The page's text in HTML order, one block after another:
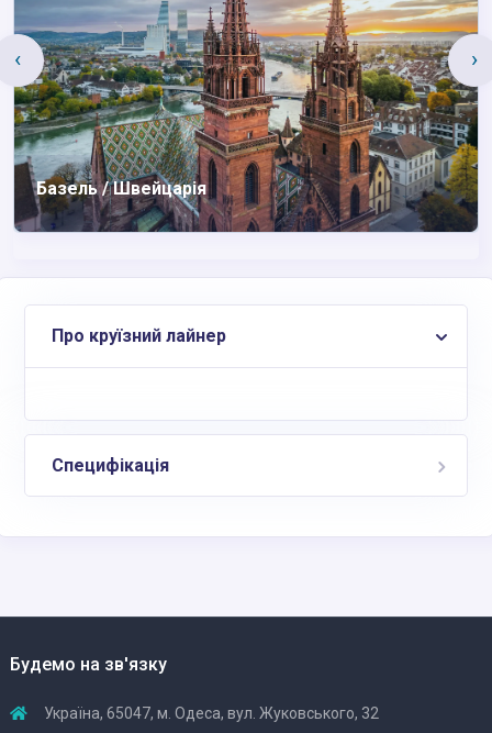
Базель / Швейцарія
‹ ›
Про круїзний лайнер
Специфікація
Будемо на зв'язку
Україна, 65047, м. Одеса, вул. Жуковського, 32